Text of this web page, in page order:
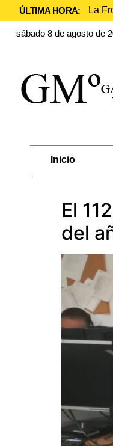
ÚLTIMA HORA: La
sábado 8 de agosto de
Inicio
El
del